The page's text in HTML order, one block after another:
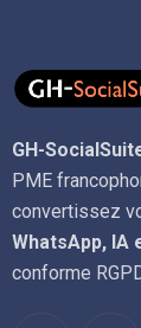
GH-
PME
convertissez
WhatsApp, IA
conforme